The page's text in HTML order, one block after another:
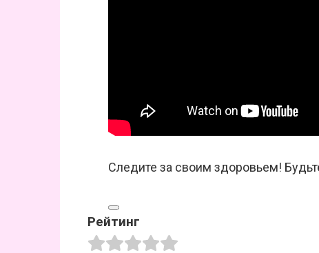
Следите за своим здоровьем!
Рейтинг